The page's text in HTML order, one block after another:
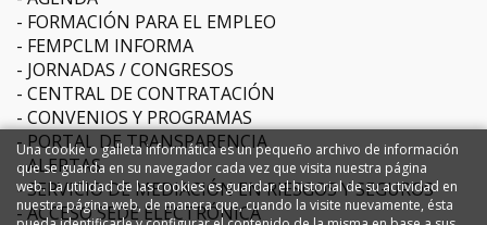
FORMACIÓN PARA EL EMPLEO
FEMPCLM INFORMA
JORNADAS / CONGRESOS
CENTRAL DE CONTRATACIÓN
CONVENIOS Y PROGRAMAS
PORTAL DE TRANSPARENCIA
ALERTAS
SERVICIO DE MEDIACIÓN EN RIESGOS Y SEGUROS
ACCESO SEDE ELECTRÓNICA
Una cookie o galleta informática es un pequeño archivo de información
que se guarda en su navegador cada vez que visita nuestra página
web. La utilidad de las cookies es guardar el historial de su actividad en
nuestra página web, de manera que, cuando la visite nuevamente, ésta